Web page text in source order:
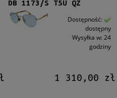
DB 1173/S T5U QZ
Dostępność:
dostępny
Wysyłka w: 24
godziny
1 310,00 zł